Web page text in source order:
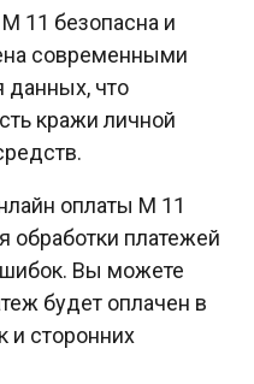
11 безопасна и
современными
данных, что
кражи личной
оплаты М 11
обработки платежей
Вы можете
будет оплачен в
и сторонних